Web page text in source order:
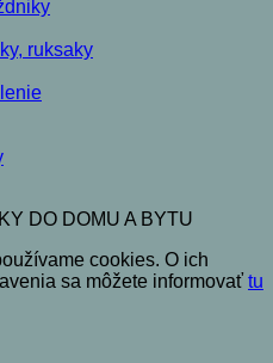
ruksaky
DO DOMU A BYTU
cookies. O ich
sa môžete informovať tu